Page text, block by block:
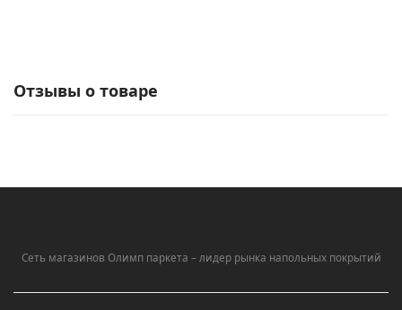
Отзывы о товаре
Сеть магазинов Олимп паркета – лидер рынка напольных покрытий